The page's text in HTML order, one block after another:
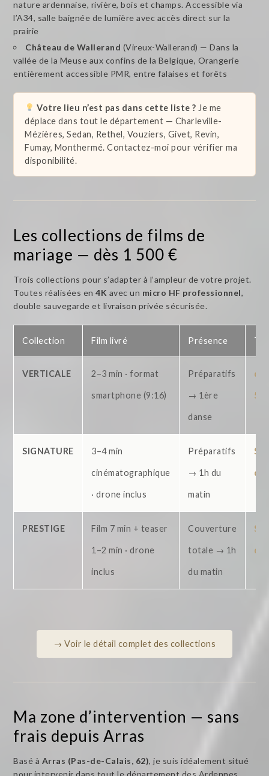
nature ardennaise, rivière, bois et champs. Accessible via
l’A34, salle baignée de lumière avec accès direct sur la
prairie
Château de Wallerand (Vireux-Wallerand) — Dans la
vallée de la Meuse aux confins de la Belgique, Orangerie
entièrement accessible PMR, entre falaises et forêts
Votre lieu n’est pas dans cette liste ? Je me
déplace dans tout le département — Charleville-
Mézières, Sedan, Rethel, Vouziers, Givet, Revin,
Fumay, Monthermé. Contactez-moi pour vérifier ma
disponibilité.
Les collections de films de
mariage — dès 1 500 €
Trois collections pour s’adapter à l’ampleur de votre projet.
Toutes réalisées en4K avec un micro HF professionnel,
double sauvegarde et livraison privée sécurisée.
Collection Film livré Présence
VERTICALE 2–3 min · format
smartphone (9:16)
Préparatifs
→ 1ère
danse
SIGNATURE 3–4 min
cinématographique
· drone inclus
Préparatifs
→ 1h du
matin
Sur
PRESTIGE Film 7 min + teaser
1–2 min · drone
inclus
Couverture
totale → 1h
du matin
Sur
→ Voir le détail complet des collections
Ma zone d’intervention — sans
frais depuis Arras
Basé à Arras (Pas-de-Calais, 62), je suis idéalement situé
pour intervenir dans tout le département des Ardennes.